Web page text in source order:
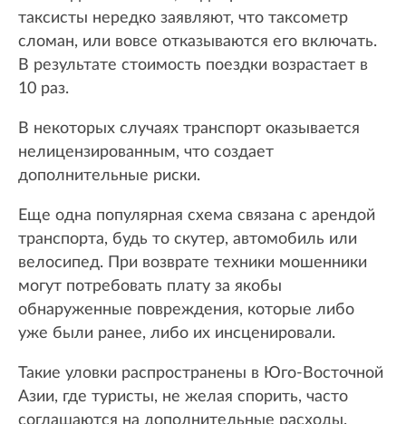
таксисты нередко заявляют, что таксометр
сломан, или вовсе отказываются его включать.
В результате стоимость поездки возрастает в
10 раз.
В некоторых случаях транспорт оказывается
нелицензированным, что создает
дополнительные риски.
Еще одна популярная схема связана с арендой
транспорта, будь то скутер, автомобиль или
велосипед. При возврате техники мошенники
могут потребовать плату за якобы
обнаруженные повреждения, которые либо
уже были ранее, либо их инсценировали.
Такие уловки распространены в Юго-Восточной
Азии, где туристы, не желая спорить, часто
соглашаются на дополнительные расходы.